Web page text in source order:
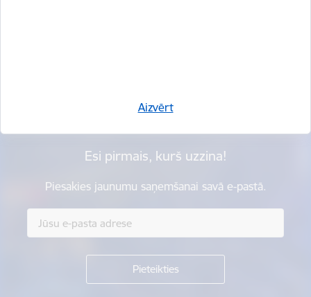
Aizvērt
Esi pirmais, kurš uzzina!
Piesakies jaunumu saņemšanai savā e-pastā.